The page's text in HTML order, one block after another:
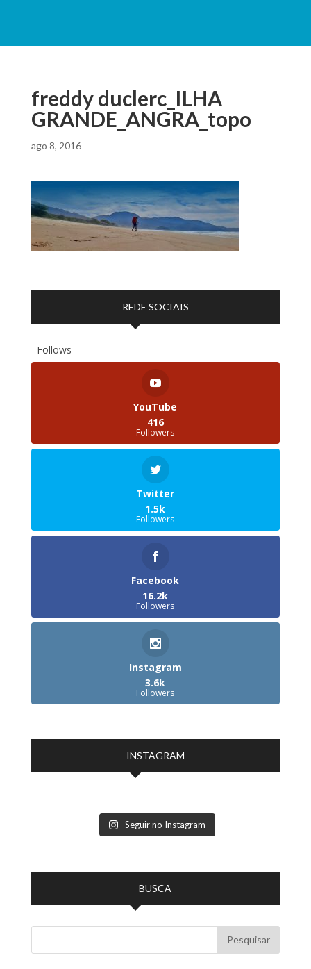
freddy duclerc_ILHA
GRANDE_ANGRA_topo
ago 8, 2016
REDE SOCIAIS
Follows
YouTube
416
Followers
Twitter
1.5k
Followers
Facebook
16.2k
Followers
Instagram
3.6k
Followers
INSTAGRAM
Seguir no Instagram
BUSCA